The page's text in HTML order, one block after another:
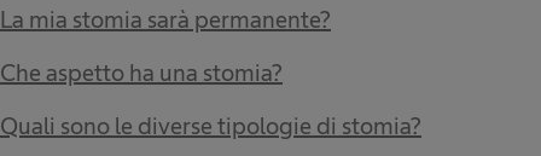
La mia stomia sarà permanente?
Che aspetto ha una stomia?
Quali sono le diverse tipologie di stomia?